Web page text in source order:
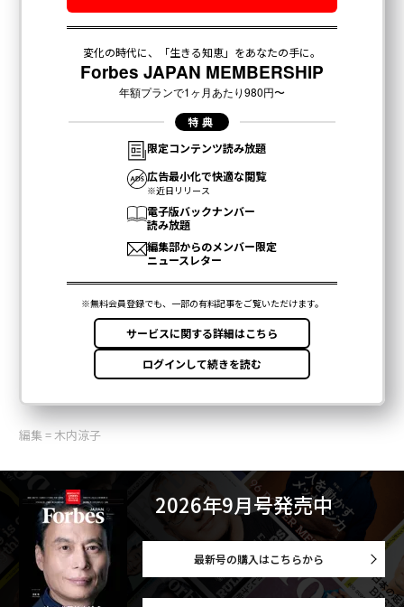
編集 = 木内涼子
2026年9月号発売中
最新号の購入はこちらから